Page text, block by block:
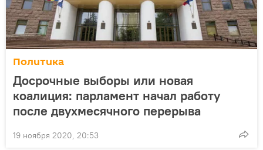
Политика
Досрочные выборы или новая
коалиция: парламент начал работу
после двухмесячного перерыва
19 ноября 2020, 20:53